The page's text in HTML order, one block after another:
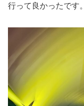
行って良かったです。